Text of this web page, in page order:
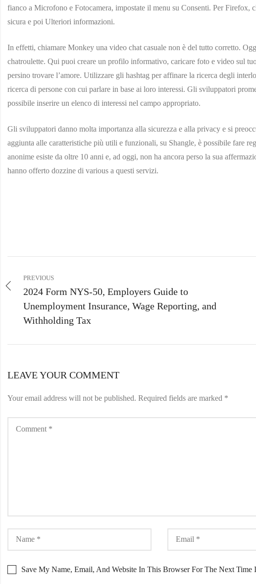
fianco a Microfono e Fotocamera, impostate il menu su Consenti. Per Firefox,
sicura e poi Ulteriori informazioni.
In effetti, chiamare Monkey una video chat casuale non è del tutto corretto.
chatroulette. Qui puoi creare un profilo informativo, caricare foto e video sul
persino trovare l’amore. Utilizzare gli hashtag per affinare la ricerca degli
ricerca di persone con cui parlare in base ai loro interessi. Gli sviluppatori
possibile inserire un elenco di interessi nel campo appropriato.
Gli sviluppatori danno molta importanza alla sicurezza e alla privacy e si
aggiunta alle caratteristiche più utili e funzionali, su Shangle, è possibile fare
anonime esiste da oltre 10 anni e, ad oggi, non ha ancora perso la sua
hanno offerto dozzine di various a questi servizi.
PREVIOUS
2024 Form NYS-50, Employers Guide to
Unemployment Insurance, Wage Reporting, and
Withholding Tax
LEAVE YOUR COMMENT
Your email address will not be published. Required fields are marked *
Save My Name, Email, And Website In This Browser For The Next Time